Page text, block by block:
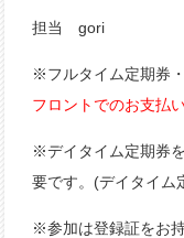
担当 gori
※フルタイム定期券
フロントでのお支払
※デイタイム定期券
要です。(デイタイム
※参加は登録証をお